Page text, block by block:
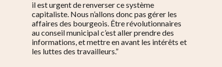
il est urgent de renverser ce système
capitaliste. Nous n’allons donc pas gérer les
affaires des bourgeois. Être révolutionnaires
au conseil municipal c’est aller prendre des
informations, et mettre en avant les intérêts et
les luttes des travailleurs.”